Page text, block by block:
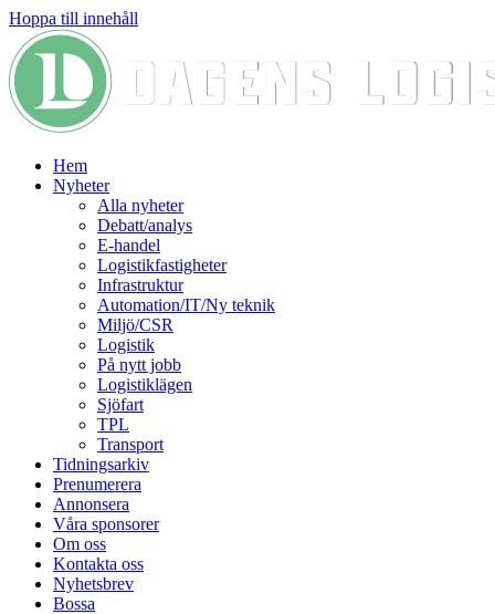
Hoppa till innehåll
Hem
Nyheter
Alla nyheter
Debatt/analys
E-handel
Logistikfastigheter
Infrastruktur
Automation/IT/Ny teknik
Miljö/CSR
Logistik
På nytt jobb
Logistiklägen
Sjöfart
TPL
Transport
Tidningsarkiv
Prenumerera
Annonsera
Våra sponsorer
Om oss
Kontakta oss
Nyhetsbrev
Bossa